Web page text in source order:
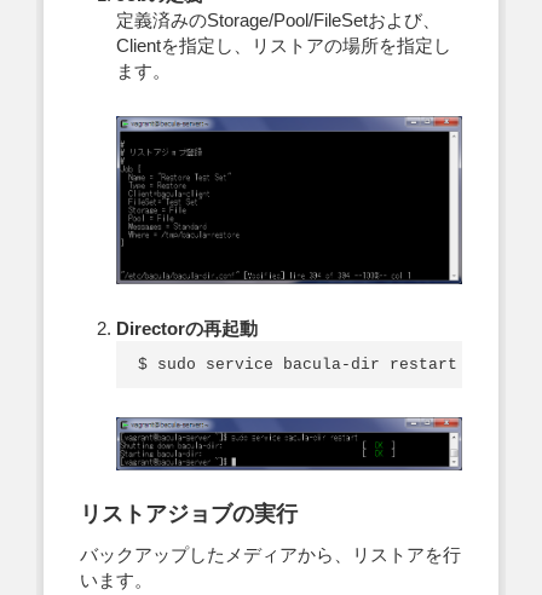
定義済みのStorage/Pool/FileSetおよび、
Clientを指定し、リストアの場所を指定し
ます。
Directorの再起動
リストアジョブの実行
バックアップしたメディアから、リストアを行
います。